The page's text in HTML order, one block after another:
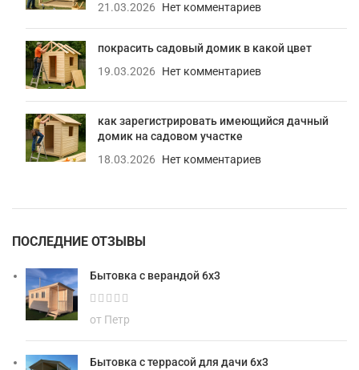
21.03.2026
Нет комментариев
покрасить садовый домик в какой цвет
19.03.2026
Нет комментариев
как зарегистрировать имеющийся дачный
домик на садовом участке
18.03.2026
Нет комментариев
ПОСЛЕДНИЕ ОТЗЫВЫ
Бытовка с верандой 6х3
от Петр
Бытовка с террасой для дачи 6х3